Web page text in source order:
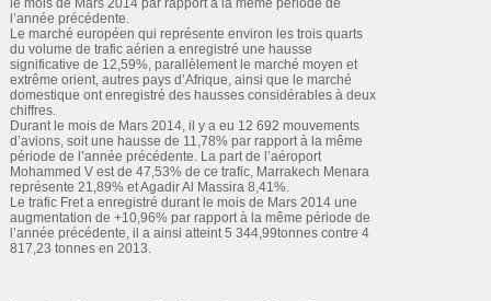
le mois de Mars 2014 par rapport à la même période de
l’année précédente.
Le marché européen qui représente environ les trois quarts
du volume de trafic aérien a enregistré une hausse
significative de 12,59%, parallèlement le marché moyen et
extrême orient, autres pays d’Afrique, ainsi que le marché
domestique ont enregistré des hausses considérables à deux
chiffres.
Durant le mois de Mars 2014, il y a eu 12 692 mouvements
d’avions, soit une hausse de 11,78% par rapport à la même
période de l’année précédente. La part de l’aéroport
Mohammed V est de 47,53% de ce trafic, Marrakech Menara
représente 21,89% et Agadir Al Massira 8,41%.
Le trafic Fret a enregistré durant le mois de Mars 2014 une
augmentation de +10,96% par rapport à la même période de
l’année précédente, il a ainsi atteint 5 344,99tonnes contre 4
817,23 tonnes en 2013.